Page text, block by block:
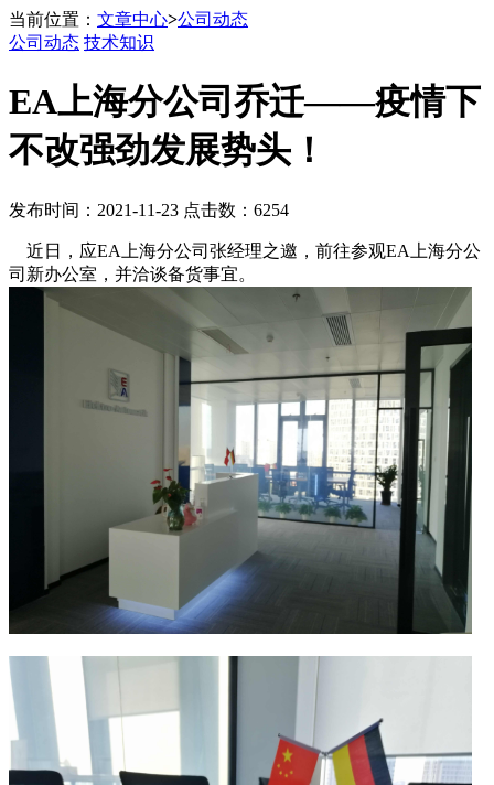
当前位置： 文章中心>公司动态
公司动态 技术知识
EA上海分公司乔迁——疫情下
不改强劲发展势头！
发布时间：2021-11-23 点击数：6254
近日，应EA上海分公司张经理之邀，前往参观EA上海分公
司新办公室，并洽谈备货事宜。